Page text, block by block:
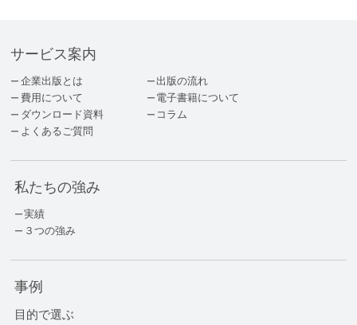
サービス案内
企業出版とは
出版の流れ
費用について
電子書籍について
ダウンロード資料
コラム
よくあるご質問
私たちの強み
実績
３つの強み
事例
目的で選ぶ